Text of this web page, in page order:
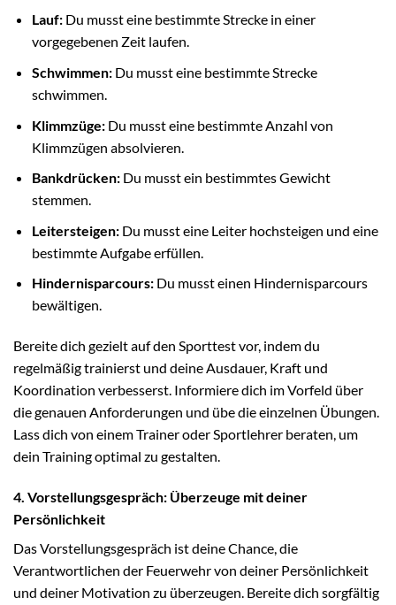
Lauf:Du musst eine bestimmte Strecke in einer
vorgegebenen Zeit laufen.
Schwimmen:Du musst eine bestimmte Strecke
schwimmen.
Klimmzüge:Du musst eine bestimmte Anzahl von
Klimmzügen absolvieren.
Bankdrücken:Du musst ein bestimmtes Gewicht
stemmen.
Leitersteigen:Du musst eine Leiter hochsteigen und eine
bestimmte Aufgabe erfüllen.
Hindernisparcours:Du musst einen Hindernisparcours
bewältigen.
Bereite dich gezielt auf den Sporttest vor, indem du
regelmäßig trainierst und deine Ausdauer, Kraft und
Koordination verbesserst. Informiere dich im Vorfeld über
die genauen Anforderungen und übe die einzelnen Übungen.
Lass dich von einem Trainer oder Sportlehrer beraten, um
dein Training optimal zu gestalten.
4. Vorstellungsgespräch: Überzeuge mit deiner
Persönlichkeit
Das Vorstellungsgespräch ist deine Chance, die
Verantwortlichen der Feuerwehr von deiner Persönlichkeit
und deiner Motivation zu überzeugen. Bereite dich sorgfältig